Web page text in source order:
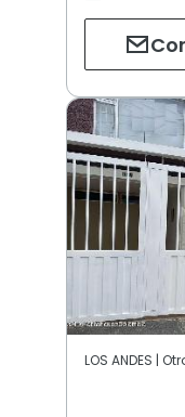
LOS ANDES |